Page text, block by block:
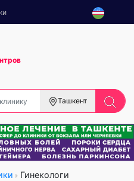
Ташкент
Гинекологи